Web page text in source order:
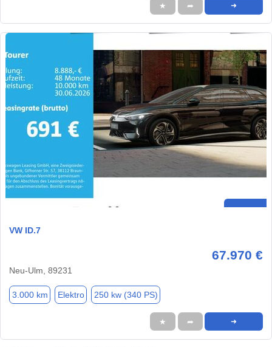
★ ➦ ➜
VW ID.7
67.970 €
Neu-Ulm, 89231
3.000 km Elektro 250 kw (340 PS)
★ ➦ ➜